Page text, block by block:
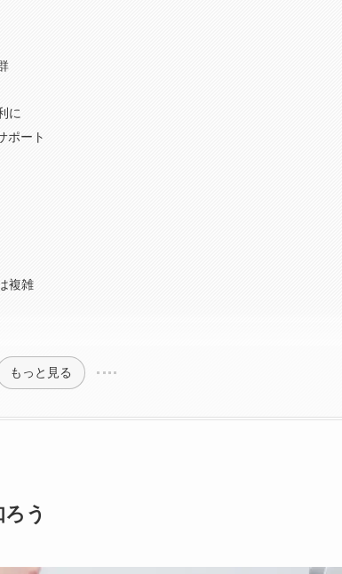
に
ポート
複雑
もっと見る
う